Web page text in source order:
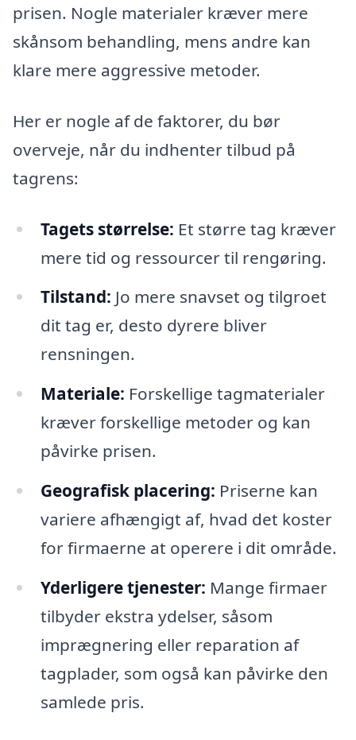
prisen. Nogle materialer kræver mere
skånsom behandling, mens andre kan
klare mere aggressive metoder.
Her er nogle af de faktorer, du bør
overveje, når du indhenter tilbud på
tagrens:
Tagets størrelse: Et større tag kræver
mere tid og ressourcer til rengøring.
Tilstand: Jo mere snavset og tilgroet
dit tag er, desto dyrere bliver
rensningen.
Materiale: Forskellige tagmaterialer
kræver forskellige metoder og kan
påvirke prisen.
Geografisk placering: Priserne kan
variere afhængigt af, hvad det koster
for firmaerne at operere i dit område.
Yderligere tjenester: Mange firmaer
tilbyder ekstra ydelser, såsom
imprægnering eller reparation af
tagplader, som også kan påvirke den
samlede pris.